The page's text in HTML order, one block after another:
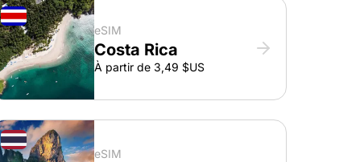
eSIM
Costa Rica
À partir de 3,49 $US
eSIM